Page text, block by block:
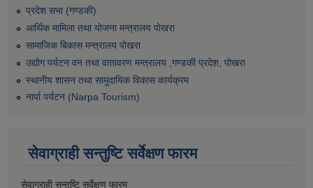
प्रदेश सभा (गण्डकी)
आर्थिक मामिला तथा योजना मन्त्रालय पोखरा
सामाजिक बिकास मन्त्रालय पोखरा
उद्योग पर्यटन वन तथा वातावरण मन्त्रालय ,गण्डकी प्रदेश, पोखरा
स्थानीय शासन तथा सामुदायिक विकास कार्यक्रम
नार्पा पर्यटन (Narpa Tourism)
सेवाग्राही सन्तुष्टि सर्वेक्षण फारम
सेवाग्राही सन्तुष्टि सर्वेक्षण फारम